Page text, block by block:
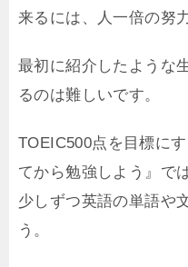
来るには、人一倍の努
最初に紹介したような
るのは難しいです。
TOEIC500点を目標に
てから勉強しよう』で
少しずつ英語の単語や
う。